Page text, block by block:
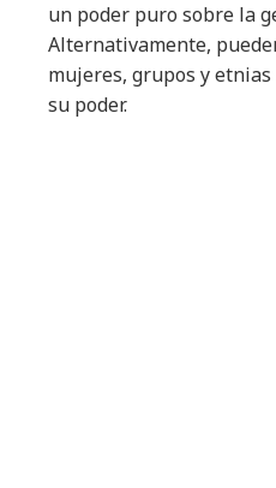
un poder puro sobre la
Alternativamente,
mujeres, grupos y
su poder.